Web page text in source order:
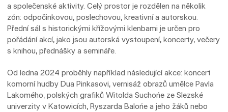
a společenské aktivity. Celý prostor je rozdělen na několik
zón: odpočinkovou, poslechovou, kreativní a autorskou.
Přední sál s historickými křížovými klenbami je určen pro
pořádání akcí, jako jsou autorská vystoupení, koncerty, večery
s knihou, přednášky a semináře.
Od ledna 2024 proběhly například následující akce: koncert
komorní hudby Dua Pinkasovi, vernisáž obrazů umělce Pavla
Lakomého, polských grafiků Witolda Suchońe ze Slezské
univerzity v Katowicích, Ryszarda Balońe a jeho žáků nebo